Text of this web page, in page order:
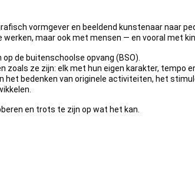
vormgever en beeldend kunstenaar naar
maar ook met mensen — en vooral met
de buitenschoolse opvang (BSO).
zoals ze zijn: elk met hun eigen karakter, tempo
bedenken van originele activiteiten, het
en trots te zijn op wat het kan.